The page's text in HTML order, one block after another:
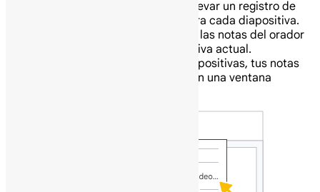
Usa las notas del orador para llevar un registro de
tus puntos de conversación para cada diapositiva.
En el editor de presentaciones, las notas del orador
aparecen debajo de la diapositiva actual.
Cuando presentes tus diapositivas, tus notas
del orador se mostrarán en una ventana